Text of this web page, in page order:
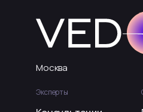
13.07.2026
Прекрасный специалист!
вопросы. Спасибо!»
хороший специалист
Москва
Эксперты